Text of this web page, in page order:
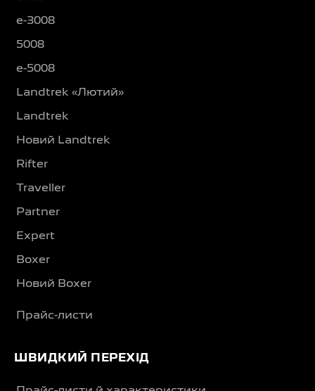
e-3008
5008
e-5008
Landtrek «Лютий»
Landtrek
Новий Landtrek
Rifter
Traveller
Partner
Expert
Boxer
Новий Boxer
Прайс-листи
ШВИДКИЙ ПЕРЕХІД